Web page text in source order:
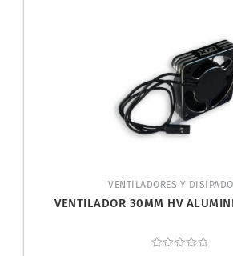
VENTILADORES Y
VENTILADOR 30MM HV